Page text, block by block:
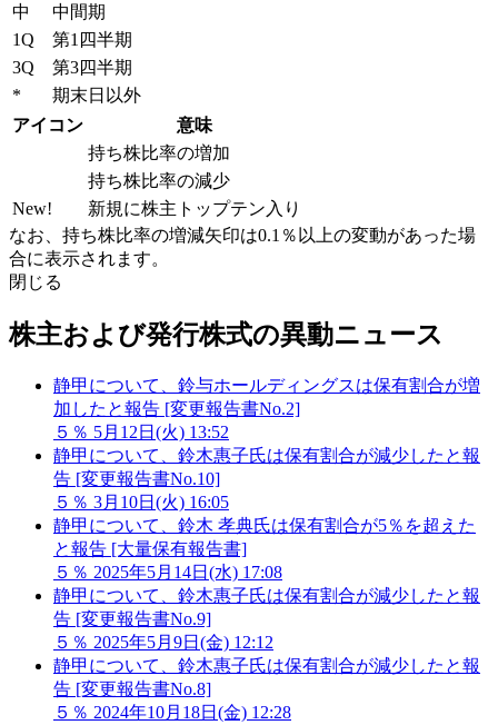
中
中間期
1Q
第1四半期
3Q
第3四半期
*
期末日以外
アイコン
意味
持ち株比率の増加
持ち株比率の減少
New!
新規に株主トップテン入り
なお、持ち株比率の増減矢印は0.1％以上の変動があった場
合に表示されます。
閉じる
株主および発行株式の異動ニュース
静甲について、鈴与ホールディングスは保有割合が増
加したと報告 [変更報告書No.2]
５％ 5月12日(火) 13:52
静甲について、鈴木惠子氏は保有割合が減少したと報
告 [変更報告書No.10]
５％ 3月10日(火) 16:05
静甲について、鈴木 孝典氏は保有割合が5％を超えた
と報告 [大量保有報告書]
５％ 2025年5月14日(水) 17:08
静甲について、鈴木惠子氏は保有割合が減少したと報
告 [変更報告書No.9]
５％ 2025年5月9日(金) 12:12
静甲について、鈴木惠子氏は保有割合が減少したと報
告 [変更報告書No.8]
５％ 2024年10月18日(金) 12:28